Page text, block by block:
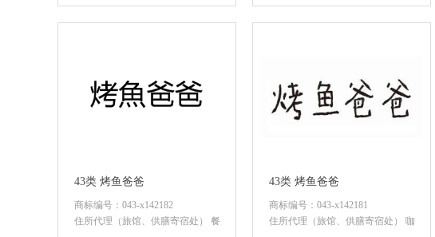
43类 烤鱼爸爸
商标编号：043-x142182
住所代理（旅馆、供膳寄宿处） 餐
43类 烤鱼爸爸
商标编号：043-x142181
住所代理（旅馆、供膳寄宿处） 咖